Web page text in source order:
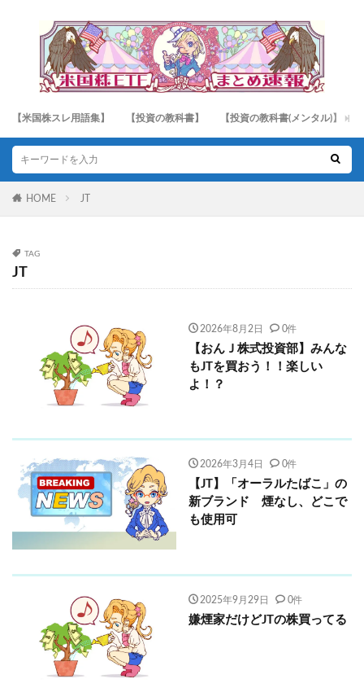
【米国株スレ用語集】 【投資の教科書】 【投資の教科書(メンタル)】
HOME JT
TAG
JT
2026年8月2日 0件
【おんＪ株式投資部】みんな
もJTを買おう！！楽しい
よ！？
2026年3月4日 0件
【JT】「オーラルたばこ」の
新ブランド 煙なし、どこで
も使用可
2025年9月29日 0件
嫌煙家だけどJTの株買ってる